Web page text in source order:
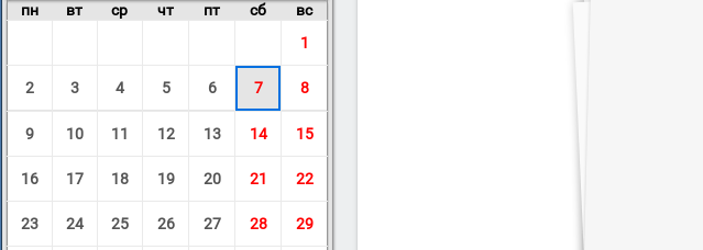
пн
вт ср чт пт сб
вс
1
2 3 4 5 6 7 8
9 10 11 12 13 14 15
16 17 18 19 20 21 22
23 24 25 26 27 28 29